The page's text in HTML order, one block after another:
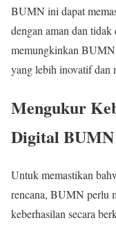
BUMN ini dapat
dengan aman dan
memungkinkan
yang lebih inovatif dan
Mengukur
Digital BUMN
Untuk memastikan
rencana, BUMN perlu
keberhasilan secara